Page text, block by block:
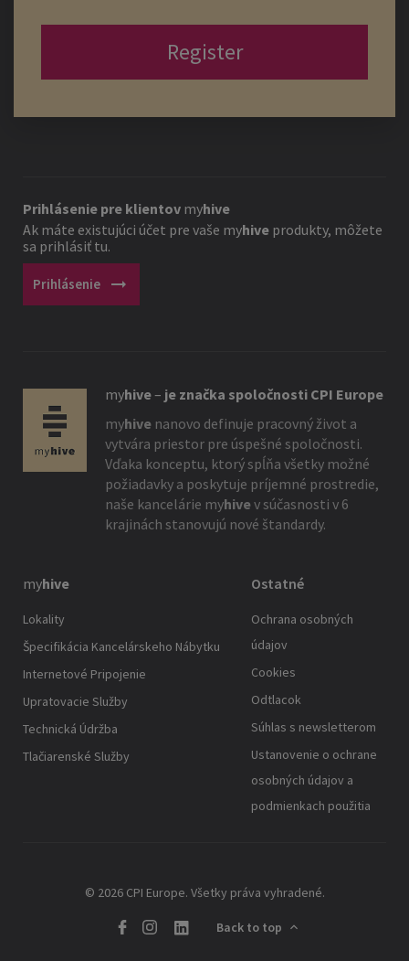
Register
Prihlásenie pre klientov myhive
Ak máte existujúci účet pre vaše myhive produkty, môžete
sa prihlásiť tu.
Prihlásenie arrow_right_alt
myhive– je značka spoločnosti CPI Europe
myhive nanovo definuje pracovný život a
vytvára priestor pre úspešné spoločnosti.
Vďaka konceptu, ktorý spĺňa všetky možné
požiadavky a poskytuje príjemné prostredie,
naše kancelárie myhivev súčasnosti v 6
krajinách stanovujú nové štandardy.
myhive
Lokality
Špecifikácia Kancelárskeho Nábytku
Internetové Pripojenie
Upratovacie Služby
Technická Údržba
Tlačiarenské Služby
Ostatné
Ochrana osobných
údajov
Cookies
Odtlacok
Súhlas s newsletterom
Ustanovenie o ochrane
osobných údajov a
podmienkach použitia
© 2026 CPI Europe. Všetky práva vyhradené.
Back to top